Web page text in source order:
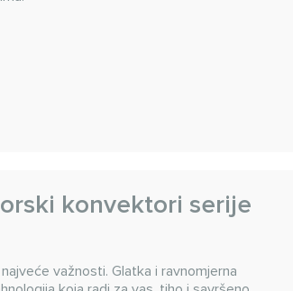
konvektori serije
važnosti. Glatka i ravnomjerna